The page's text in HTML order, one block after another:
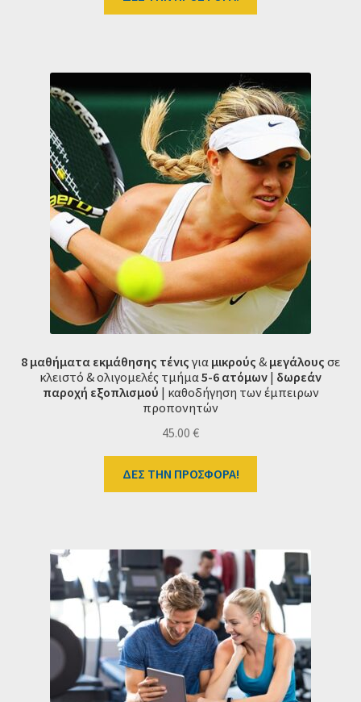
8 μαθήματα εκμάθησης τένις για μικρούς & μεγάλους σε
κλειστό & ολιγομελές τμήμα5-6 ατόμων | δωρεάν
παροχή εξοπλισμού | καθοδήγηση των έμπειρων
προπονητών
45.00 €
ΔΕΣ ΤΗΝ ΠΡΟΣΦΟΡΑ!